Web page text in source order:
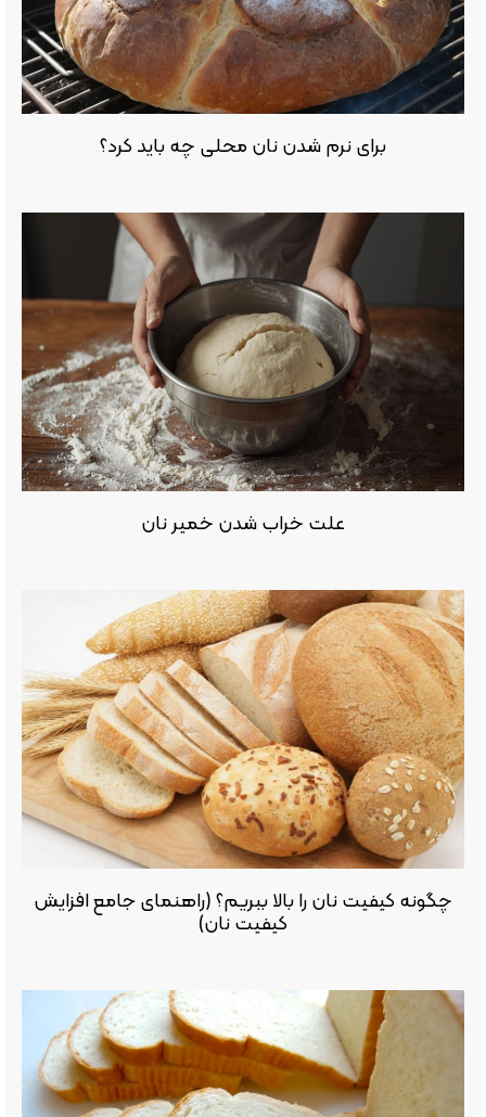
برای نرم شدن نان محلی چه باید کرد؟
علت خراب شدن خمیر نان
چگونه کیفیت نان را بالا ببریم؟ (راهنمای جامع افزایش
کیفیت نان)